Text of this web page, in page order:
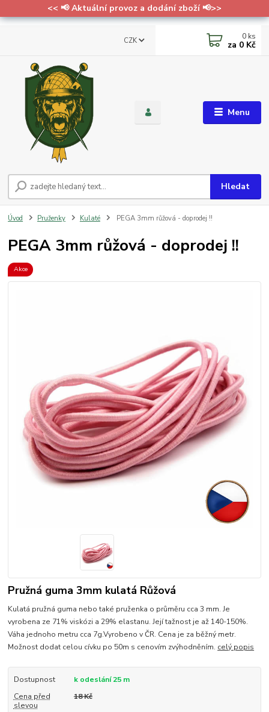
<< 📢 Aktuální provoz a dodání zboží 📢>>
Menu
CZK
Hledat
0 ks
za 0 Kč
Úvod Pruženky Kulaté PEGA 3mm růžová - doprodej !!
PEGA 3mm růžová - doprodej !!
Akce
Pružná guma 3mm kulatá Růžová
Kulatá pružná guma nebo také pruženka o průměru cca 3 mm. Je
vyrobena ze 71% viskózi a 29% elastanu. Její tažnost je až 140-150%.
Váha jednoho metru cca 7g.Vyrobeno v ČR. Cena je za běžný metr.
Možnost dodat celou cívku po 50m s cenovím zvýhodněním. celý popis
Dostupnost
k odeslání 25 m
Cena před
slevou
18 Kč